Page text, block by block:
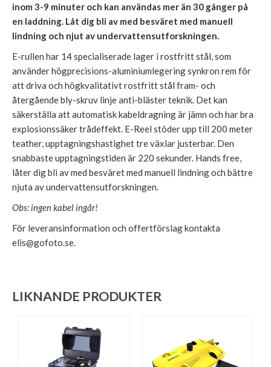
inom 3-9 minuter och kan användas mer än 30 gånger på
en laddning. Låt dig bli av med besväret med manuell
lindning och njut av undervattensutforskningen.
E-rullen har 14 specialiserade lager i rostfritt stål, som
använder högprecisions-aluminiumlegering synkron rem för
att driva och högkvalitativt rostfritt stål fram- och
återgående bly-skruv linje anti-bläster teknik. Det kan
säkerställa att automatisk kabeldragning är jämn och har bra
explosionssäker trådeffekt. E-Reel stöder upp till 200 meter
teather, upptagningshastighet tre växlar justerbar. Den
snabbaste upptagningstiden är 220 sekunder. Hands free,
låter dig bli av med besväret med manuell lindning och bättre
njuta av undervattensutforskningen.
Obs: ingen kabel ingår!
För leveransinformation och offertförslag kontakta
elis@gofoto.se.
LIKNANDE PRODUKTER